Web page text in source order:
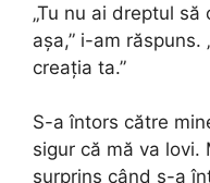
„Tu nu ai dreptul
așa,” i-am răspuns.
creația ta.”
S-a întors către
sigur că mă va
surprins când s-a